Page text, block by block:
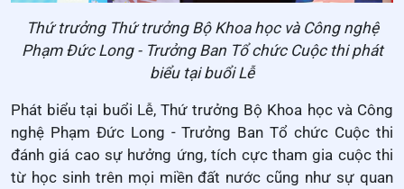
Thứ trưởng Thứ trưởng Bộ Khoa học và Công nghệ
Phạm Đức Long - Trưởng Ban Tổ chức Cuộc thi phát
biểu tại buổi Lễ
Phát biểu tại buổi Lễ, Thứ trưởng Bộ Khoa học và Công
nghệ Phạm Đức Long - Trưởng Ban Tổ chức Cuộc thi
đánh giá cao sự hưởng ứng, tích cực tham gia cuộc thi
từ học sinh trên mọi miền đất nước cũng như sự quan